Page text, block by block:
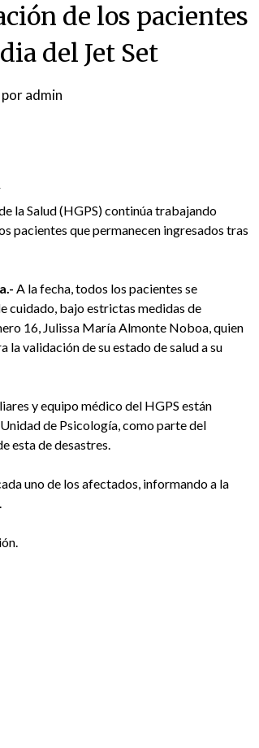
de los pacientes
del Jet Set
poradmin
la Salud (HGPS) continúa trabajando
pacientes que permanecen ingresados tras
A la fecha, todos los pacientes se
cuidado, bajo estrictas medidas de
16, Julissa María Almonte Noboa, quien
validación de su estado de salud a su
y equipo médico del HGPS están
de Psicología, como parte del
esta de desastres.
uno de los afectados, informando a la